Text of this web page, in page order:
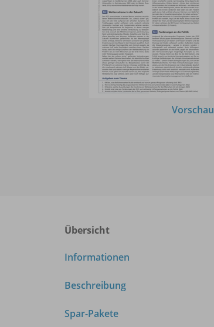
Vorschau
Übersicht
Informationen
Beschreibung
Spar-Pakete